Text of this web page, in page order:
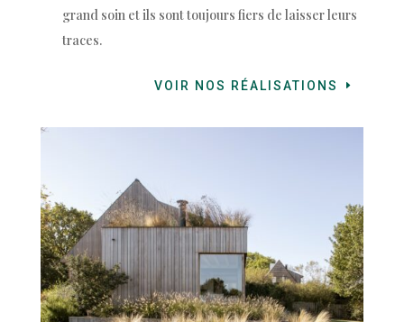
grand soin et ils sont toujours fiers de laisser leurs
traces.
VOIR NOS RÉALISATIONS